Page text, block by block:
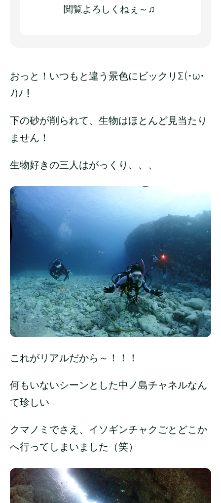
閲覧よろしくねぇ～♫
おっと！いつもと違う景色にビックリΣ(･ω･
ﾉ)ﾉ！
下の砂が削られて、生物はほとんど見当たり
ません！
生物好きの三人はがっくり、、、
これがリアルだから～！！！
何もいないシーンとした中ノ島チャネルなん
て珍しい
クマノミでさえ、イソギンチャクごとどこか
へ行ってしまいました（笑）